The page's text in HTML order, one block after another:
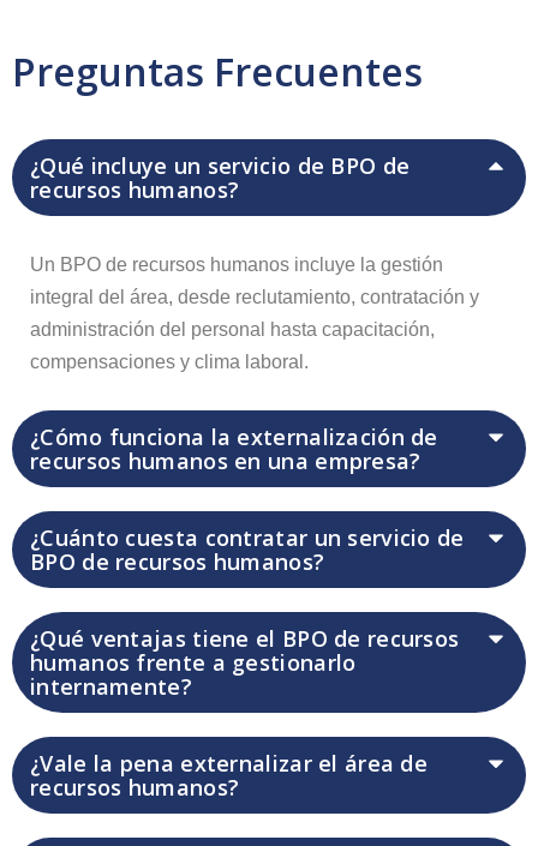
Preguntas Frecuentes
¿Qué incluye un servicio de BPO de
recursos humanos?
Un BPO de recursos humanos incluye la gestión
integral del área, desde reclutamiento, contratación y
administración del personal hasta capacitación,
compensaciones y clima laboral.
¿Cómo funciona la externalización de
recursos humanos en una empresa?
¿Cuánto cuesta contratar un servicio de
BPO de recursos humanos?
¿Qué ventajas tiene el BPO de recursos
humanos frente a gestionarlo
internamente?
¿Vale la pena externalizar el área de
recursos humanos?